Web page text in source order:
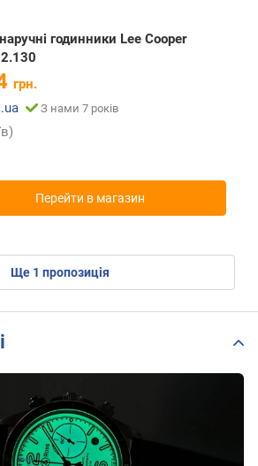
годинники Lee Cooper
грн.
З нами 7 років
Перейти в магазин
ще 1 пропозиція